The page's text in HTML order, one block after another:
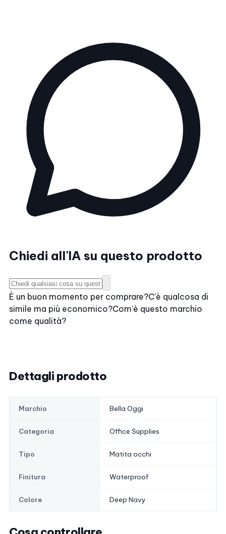
Chiedi all'IA su questo prodotto
È un buon momento per comprare?C'è qualcosa di
simile ma più economico?Com'è questo marchio
come qualità?
Dettagli prodotto
Marchio Bella Oggi
Categoria Office Supplies
Tipo Matita occhi
Finitura Waterproof
Colore Deep Navy